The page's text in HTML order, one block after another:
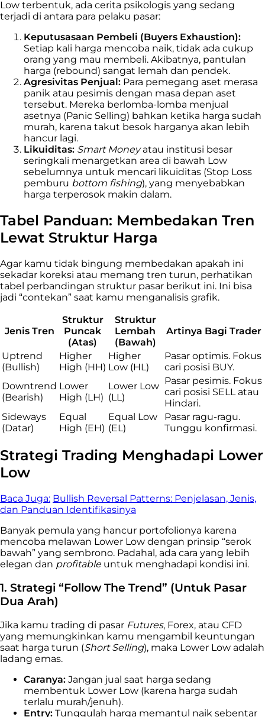
Low terbentuk, ada cerita psikologis yang sedang
terjadi di antara para pelaku pasar:
Keputusasaan Pembeli (Buyers Exhaustion):
Setiap kali harga mencoba naik, tidak ada cukup
orang yang mau membeli. Akibatnya, pantulan
harga (rebound) sangat lemah dan pendek.
Agresivitas Penjual: Para pemegang aset merasa
panik atau pesimis dengan masa depan aset
tersebut. Mereka berlomba-lomba menjual
asetnya (Panic Selling) bahkan ketika harga sudah
murah, karena takut besok harganya akan lebih
hancur lagi.
Likuiditas: Smart Moneyatau institusi besar
seringkali menargetkan area di bawah Low
sebelumnya untuk mencari likuiditas (Stop Loss
pemburu bottom fishing), yang menyebabkan
harga terperosok makin dalam.
Tabel Panduan: Membedakan Tren
Lewat Struktur Harga
Agar kamu tidak bingung membedakan apakah ini
sekadar koreksi atau memang tren turun, perhatikan
tabel perbandingan struktur pasar berikut ini. Ini bisa
jadi “contekan” saat kamu menganalisis grafik.
Jenis Tren
Struktur
Puncak
(Atas)
Struktur
Lembah
(Bawah)
Artinya Bagi Trader
Uptrend
(Bullish)
Higher
High (HH)
Higher
Low (HL)
Pasar optimis. Fokus
cari posisi BUY.
Downtrend
(Bearish)
Lower
High (LH)
Lower Low
(LL)
Pasar pesimis. Fokus
cari posisi SELL atau
Hindari.
Sideways
(Datar)
Equal
High (EH)
Equal Low
(EL)
Pasar ragu-ragu.
Tunggu konfirmasi.
Strategi Trading Menghadapi Lower
Low
Baca Juga: Bullish Reversal Patterns: Penjelasan, Jenis,
dan Panduan Identifikasinya
Banyak pemula yang hancur portofolionya karena
mencoba melawan Lower Low dengan prinsip “serok
bawah” yang sembrono. Padahal, ada cara yang lebih
elegan dan profitableuntuk menghadapi kondisi ini.
1. Strategi “Follow The Trend” (Untuk Pasar
Dua Arah)
Jika kamu trading di pasar Futures, Forex, atau CFD
yang memungkinkan kamu mengambil keuntungan
saat harga turun (Short Selling), maka Lower Low adalah
ladang emas.
Caranya: Jangan jual saat harga sedang
membentuk Lower Low (karena harga sudah
terlalu murah/jenuh).
Entry: Tunggulah harga memantul naik sebentar